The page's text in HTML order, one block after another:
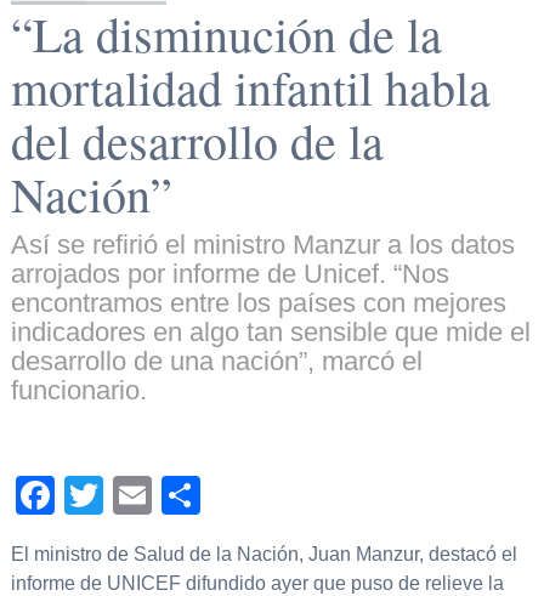
“La disminución de la
mortalidad infantil habla
del desarrollo de la
Nación”
Así se refirió el ministro Manzur a los datos
arrojados por informe de Unicef. “Nos
encontramos entre los países con mejores
indicadores en algo tan sensible que mide el
desarrollo de una nación”, marcó el
funcionario.
Facebook
TwitterEmail
El ministro de Salud de la Nación, Juan Manzur, destacó el
informe de UNICEF difundido ayer que puso de relieve la